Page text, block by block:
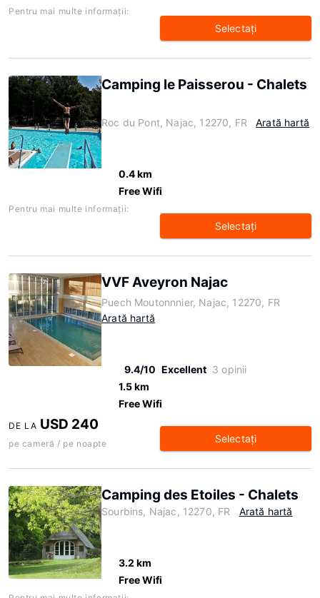
Pentru mai multe informaţii:
Selectaţi
Camping le Paisserou - Chalets
Roc du Pont, Najac, 12270, FR Arată hartă
0.4 km
Free Wifi
Pentru mai multe informaţii:
Selectaţi
VVF Aveyron Najac
Puech Moutonnnier, Najac, 12270, FR
Arată hartă
9.4/10 Excellent 3 opinii
1.5 km
Free Wifi
DE LA USD 240
pe cameră / pe noapte Selectaţi
Camping des Etoiles - Chalets
Sourbins, Najac, 12270, FR Arată hartă
3.2 km
Free Wifi